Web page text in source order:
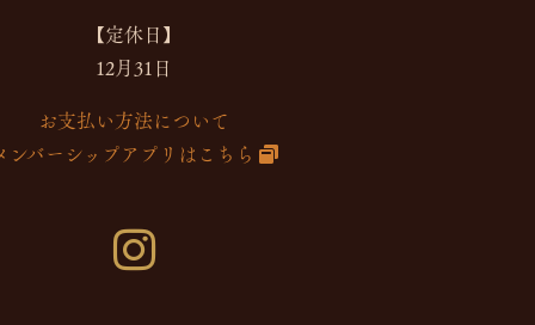
【定休日】
12月31日
お支払い方法について
ンバーシップアプリはこちら